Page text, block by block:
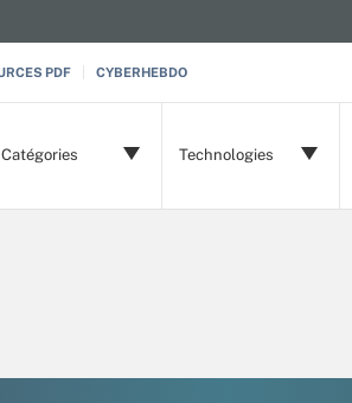
PDF CYBERHEBDO
Catégories Technologies